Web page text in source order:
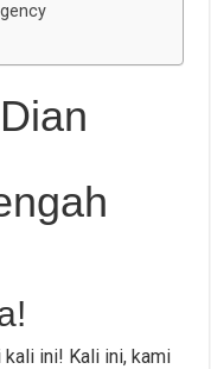
ini! Kali ini, kami